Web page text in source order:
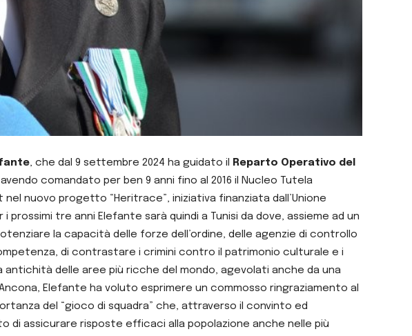
, che dal 9 settembre 2024 ha guidato il
Reparto Operativo del
comandato per ben 9 anni fino al 2016 il Nucleo Tutela
nuovo progetto “Heritrace”, iniziativa finanziata dall’Unione
tre anni Elefante sarà quindi a Tunisi da dove, assieme ad un
la capacità delle forze dell’ordine, delle agenzie di controllo
di contrastare i crimini contro il patrimonio culturale e i
delle aree più ricche del mondo, agevolati anche da una
Elefante ha voluto esprimere un commosso ringraziamento al
del “gioco di squadra” che, attraverso il convinto ed
assicurare risposte efficaci alla popolazione anche nelle più